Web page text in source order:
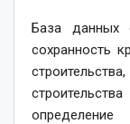
База данных
сохранность